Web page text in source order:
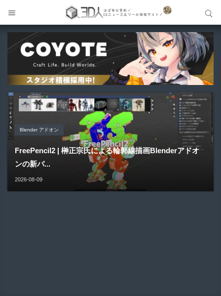
Unity アセット
NonToon - lilToon開発者による新たなキャラクター向け
シェーダー！...
2026-08-09
Unity アセット
MingToon | 影・逆光・深度表現にこだわったVRChat＆
Warudo向...
2026-08-09
Blender アドオン
FreePencil2 | 榊正宗氏による輪郭線描画Blenderアドオ
ンの新バ...
2026-08-09
メイキング
GPT-Live × UE5 VR | 会話して触れて反応するAIキャラク
ター！...
2026-08-09
Blender アドオン
HairStyler | Blender向けヘアー作成支援アドオンが新登
場！
2026-08-09
サイト内検索